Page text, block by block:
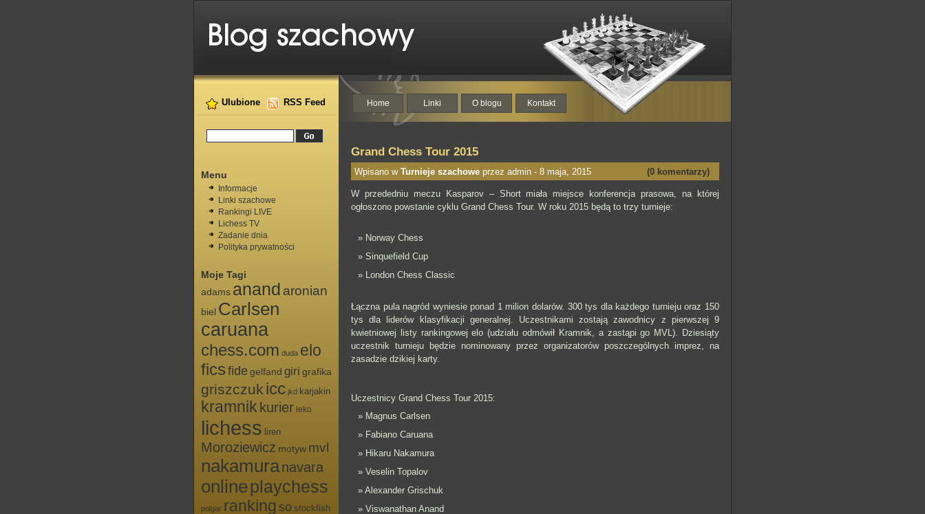
Home Linki O blogu Kontakt
Ulubione RSS Feed
Menu
Informacje
Linki szachowe
Rankingi LIVE
Lichess TV
Zadanie dnia
Polityka prywatności
Moje Tagi
adams anand aronian
biel Carlsen
caruana
chess.com duda elo
fics fide gelfand giri grafika
griszczuk icc jkd karjakin
kramnik kurier leko
lichess liren
Moroziewicz motyw mvl
nakamuranavara
onlineplaychess
polgar ranking so stockfish
Grand Chess Tour 2015
(0 komentarzy)
Wpisano w Turnieje szachowe przez admin - 8 maja, 2015
W przededniu meczu Kasparov – Short miała miejsce konferencja prasowa, na której
ogłoszono powstanie cyklu Grand Chess Tour. W roku 2015 będą to trzy turnieje:
Norway Chess
Sinquefield Cup
London Chess Classic
Łączna pula nagród wyniesie ponad 1 milion dolarów. 300 tys dla każdego turnieju oraz 150
tys dla liderów klasyfikacji generalnej. Uczestnikami zostają zawodnicy z pierwszej 9
kwietniowej listy rankingowej elo (udziału odmówił Kramnik, a zastąpi go MVL). Dziesiąty
uczestnik turnieju będzie nominowany przez organizatorów poszczególnych imprez, na
zasadzie dzikiej karty.
Uczestnicy Grand Chess Tour 2015:
Magnus Carlsen
Fabiano Caruana
Hikaru Nakamura
Veselin Topalov
Alexander Grischuk
Viswanathan Anand